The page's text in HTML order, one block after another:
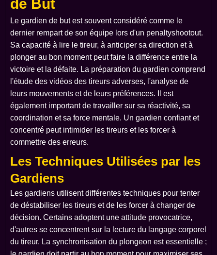
de But
Le gardien de but est souvent considéré comme le
dernier rempart de son équipe lors d'un penaltyshootout.
Sa capacité à lire le tireur, à anticiper sa direction et à
plonger au bon moment peut faire la différence entre la
victoire et la défaite. La préparation du gardien comprend
l'étude des vidéos des tireurs adverses, l'analyse de
leurs mouvements et de leurs préférences. Il est
également important de travailler sur sa réactivité, sa
coordination et sa force mentale. Un gardien confiant et
concentré peut intimider les tireurs et les forcer à
commettre des erreurs.
Les Techniques Utilisées par les
Gardiens
Les gardiens utilisent différentes techniques pour tenter
de déstabiliser les tireurs et de les forcer à changer de
décision. Certains adoptent une attitude provocatrice,
d'autres se concentrent sur la lecture du langage corporel
du tireur. La synchronisation du plongeon est essentielle ;